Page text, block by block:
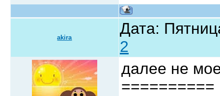
akira
Дата:
2
далее не
==========